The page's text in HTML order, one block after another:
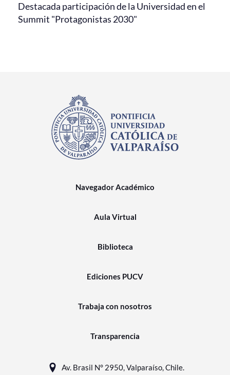
Destacada participación de la Universidad en el
Summit "Protagonistas 2030"
Navegador Académico
Aula Virtual
Biblioteca
Ediciones PUCV
Trabaja con nosotros
Transparencia
Av. Brasil N° 2950, Valparaíso, Chile.